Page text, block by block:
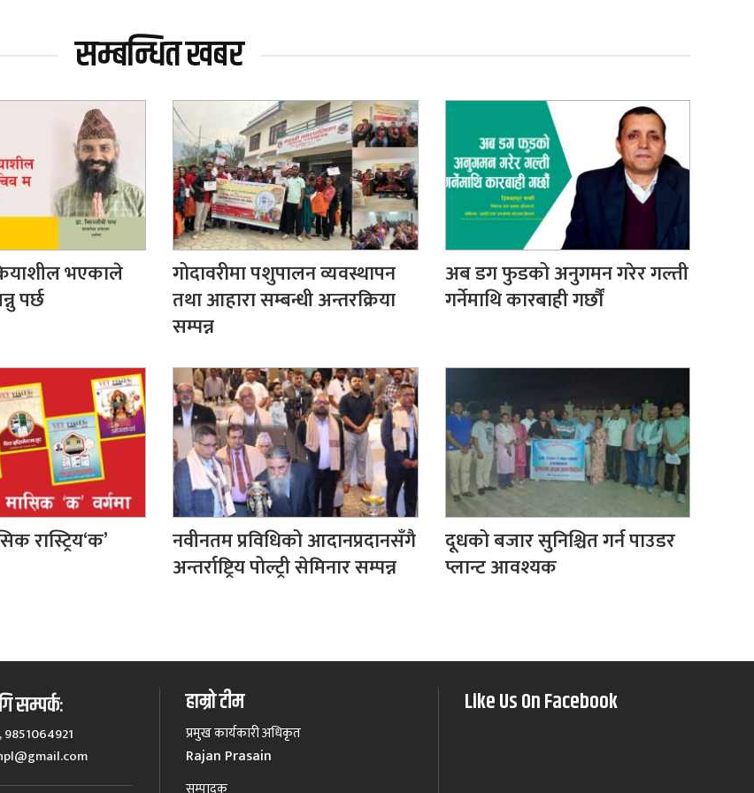
सम्बन्धित खबर
भएकाले
पर्छ
गोदावरीमा पशुपालन व्यवस्थापन
तथा आहारा सम्बन्धी अन्तरक्रिया
सम्पन्न
अब डग फुडको अनुगमन गरेर गल्ती
गर्नेमाथि कारबाही गर्छौं
रास्ट्रिय‘क’
नवीनतम प्रविधिको आदानप्रदानसँगै
अन्तर्राष्ट्रिय पोल्ट्री सेमिनार सम्पन्न
दूधको बजार सुनिश्चित गर्न पाउडर
प्लान्ट आवश्यक
सम्पर्कः हाम्रो टीम
प्रमुख कार्यकारी अधिकृत
Rajan Prasain
Like Us On Facebook